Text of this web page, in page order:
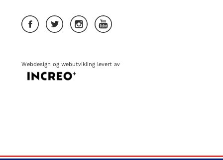
Webdesign ogwebutvikling levert av